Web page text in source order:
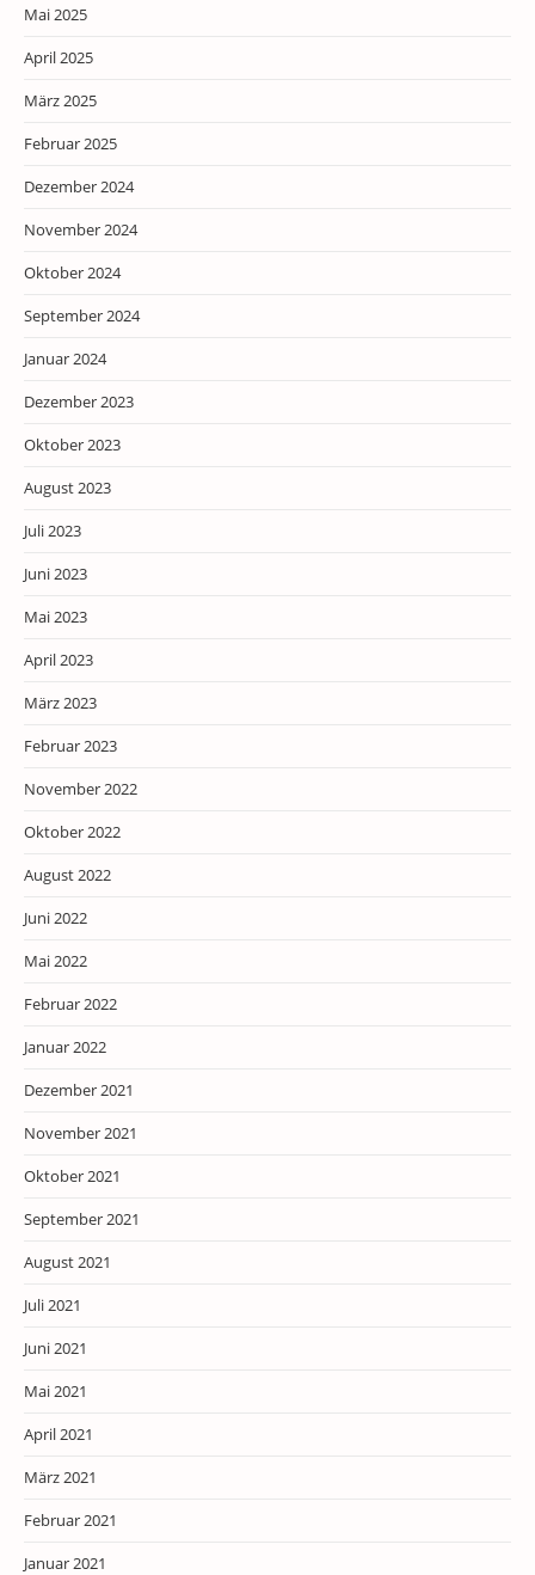
Mai 2025
April 2025
März 2025
Februar 2025
Dezember 2024
November 2024
Oktober 2024
September 2024
Januar 2024
Dezember 2023
Oktober 2023
August 2023
Juli 2023
Juni 2023
Mai 2023
April 2023
März 2023
Februar 2023
November 2022
Oktober 2022
August 2022
Juni 2022
Mai 2022
Februar 2022
Januar 2022
Dezember 2021
November 2021
Oktober 2021
September 2021
August 2021
Juli 2021
Juni 2021
Mai 2021
April 2021
März 2021
Februar 2021
Januar 2021